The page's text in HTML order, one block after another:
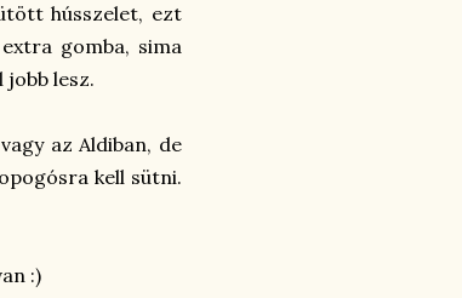
hússzelet, ezt
gomba, sima
jobb lesz.
az Aldiban, de
kell sütni.
:)